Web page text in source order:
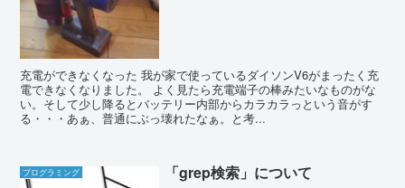
充電ができなくなった 我が家で使っているダイソンV6がまったく充
電できなくなりました。 よく見たら充電端子の棒みたいなものがな
い。そして少し降るとバッテリー内部からカラカラっという音がす
る・・・あぁ、普通にぶっ壊れたなぁ。と考...
プログラミング 「grep検索」について